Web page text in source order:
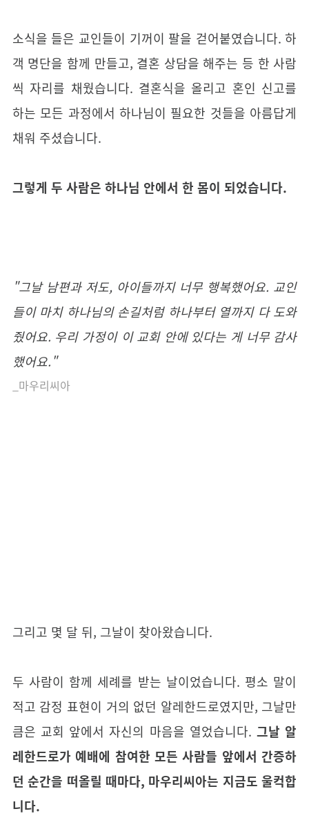
소식을 들은 교인들이 기꺼이 팔을 걷어붙였습니다. 하
객 명단을 함께 만들고, 결혼 상담을 해주는 등 한 사람
씩 자리를 채웠습니다. 결혼식을 올리고 혼인 신고를
하는 모든 과정에서 하나님이 필요한 것들을 아름답게
채워 주셨습니다.
그렇게 두 사람은 하나님 안에서 한 몸이 되었습니다.
"그날 남편과 저도, 아이들까지 너무 행복했어요. 교인
들이 마치 하나님의 손길처럼 하나부터 열까지 다 도와
줬어요. 우리 가정이 이 교회 안에 있다는 게 너무 감사
했어요."
_마우리씨아
그리고 몇 달 뒤, 그날이 찾아왔습니다.
두 사람이 함께 세례를 받는 날이었습니다. 평소 말이
적고 감정 표현이 거의 없던 알레한드로였지만, 그날만
큼은 교회 앞에서 자신의 마음을 열었습니다. 그날 알
레한드로가 예배에 참여한 모든 사람들 앞에서 간증하
던 순간을 떠올릴 때마다, 마우리씨아는 지금도 울컥합
니다.